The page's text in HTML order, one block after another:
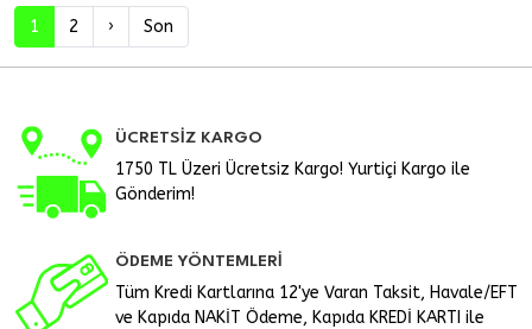
1 2 › Son
ÜCRETSİZ KARGO
1750 TL Üzeri Ücretsiz Kargo! Yurtiçi Kargo ile
Gönderim!
ÖDEME YÖNTEMLERİ
Tüm Kredi Kartlarına 12'ye Varan Taksit, Havale/EFT
ve Kapıda NAKİT Ödeme, Kapıda KREDİ KARTI ile